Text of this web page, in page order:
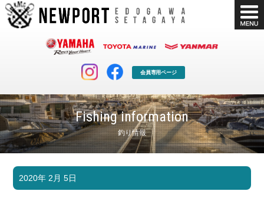
会員専用ページ
Fishing information
釣り情報
マリンクラブ
マリンライフを堪能したい！
ボート販売
2020年 2月 5日